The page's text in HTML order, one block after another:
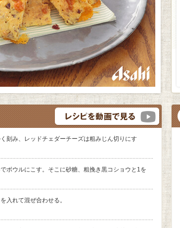
刻み、レッドチェダーチーズは粗みじん切りにす
ボウルにこす。そこに砂糖、粗挽き黒コショウと1を
入れて混ぜ合わせる。